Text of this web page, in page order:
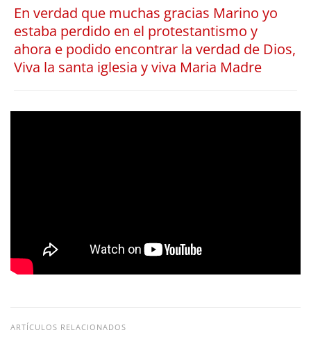
En verdad que muchas gracias Marino yo
estaba perdido en el protestantismo y
ahora e podido encontrar la verdad de Dios,
Viva la santa iglesia y viva Maria Madre
ARTÍCULOS RELACIONADOS